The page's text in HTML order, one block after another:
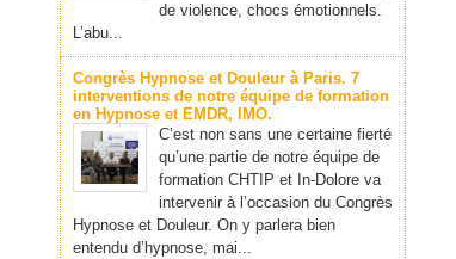
de violence, chocs émotionnels.
L’abu...
Congrès Hypnose et Douleur à Paris. 7
interventions de notre équipe de formation
en Hypnose et EMDR, IMO.
C’est non sans une certaine fierté
qu’une partie de notre équipe de
formation CHTIP et In-Dolore va
intervenir à l’occasion du Congrès
Hypnose et Douleur. On y parlera bien
entendu d’hypnose, mai...